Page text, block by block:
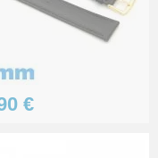
€